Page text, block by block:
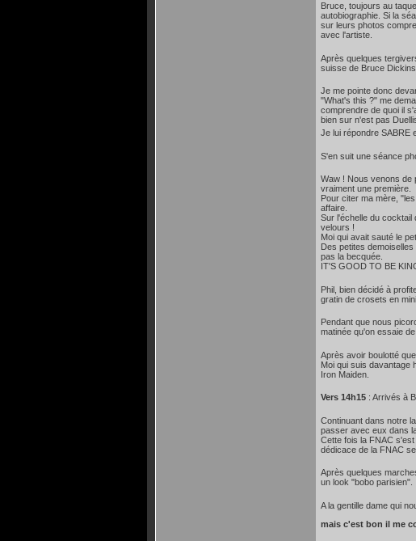
Bruce, toujours au
autobiographie. Si la
sur leurs photos
avec l'artiste.
Après quelques
suisse de Bruce
Je me pointe donc
"What's this ?" me
comprendre de quoi il
bien sur n'est pas
Je lui répondre SABRE
S'en suit une séance
Waw ! Nous venons de
vraiment une première.
Pour citer ma mère,
affaire.
Sur l'échelle du cocktail
velours !
Moi qui avait sauté le
Des petites
pas la becquée.
IT'S GOOD TO BE
Phil, bien décidé à
gratin de crosets en
Pendant que nous
matinée qu'on essaie
Après avoir boulotté
Moi qui suis davantage
Iron Maiden.
Vers 14h15 : Arrivés à
Continuant dans notre
passer avec eux dans
Cette fois la FNAC
dédicace de la FNAC
Après quelques
un look "bobo parisien".
A la gentille dame qui
mais c'est bon il me